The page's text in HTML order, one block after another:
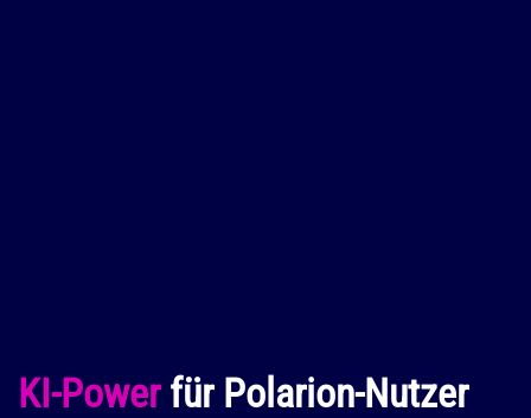
KI-Powerfür Polarion-Nutzer